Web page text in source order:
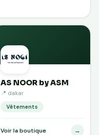
AS NOOR by ASM
📍 dakar
Vêtements
Voir la boutique →